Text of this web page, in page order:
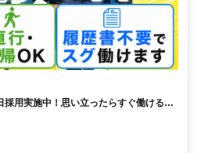
採用実施中！思い立ったらすぐ働ける★
ワーク・副業にも◎